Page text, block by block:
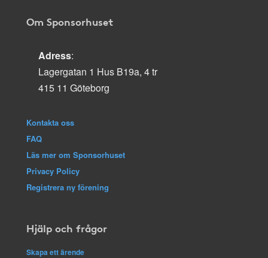
Om Sponsorhuset
Adress:
Lagergatan 1 Hus B19a, 4 tr
415 11 Göteborg
Kontakta oss
FAQ
Läs mer om Sponsorhuset
Privacy Policy
Registrera ny förening
Hjälp och frågor
Skapa ett ärende